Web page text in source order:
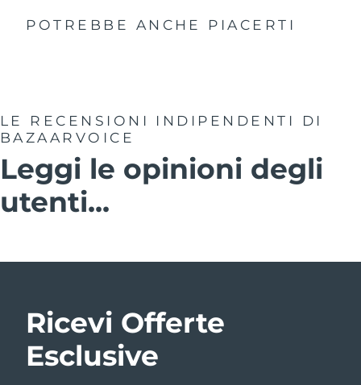
POTREBBE ANCHE PIACERTI
LE RECENSIONI INDIPENDENTI
DI
BAZAARVOICE
Leggi le opinioni degli
utenti...
Ricevi Offerte
Esclusive